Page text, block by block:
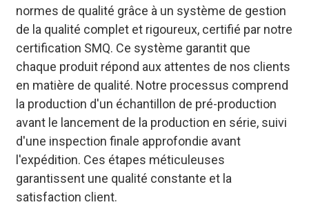
normes de qualité grâce à un système de gestion
de la qualité complet et rigoureux, certifié par notre
certification SMQ. Ce système garantit que
chaque produit répond aux attentes de nos clients
en matière de qualité. Notre processus comprend
la production d'un échantillon de pré-production
avant le lancement de la production en série, suivi
d'une inspection finale approfondie avant
l'expédition. Ces étapes méticuleuses
garantissent une qualité constante et la
satisfaction client.